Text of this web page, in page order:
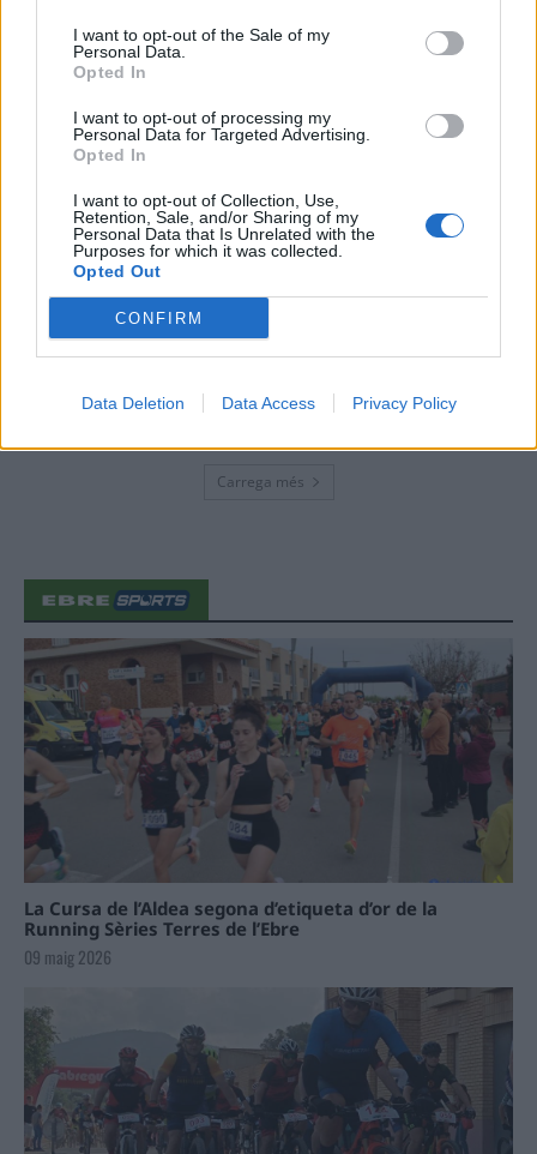
I want to opt-out of the Sale of my
Personal Data.
Opted In
I want to opt-out of processing my
Personal Data for Targeted Advertising.
Opted In
I want to opt-out of Collection, Use,
Retention, Sale, and/or Sharing of my
Personal Data that Is Unrelated with the
Purposes for which it was collected.
Opted Out
CONFIRM
Data Deletion Data Access Privacy Policy
40 peces a concurs
31 de juliol de 2026
“L’eclipsi serà una oportunitat també
per a gaudir de les Festes Majors
d’Amposta”
31 de juliol de 2026
Carrega més
La Cursa de l’Aldea segona d’etiqueta d’or de la
Running Sèries Terres de l’Ebre
09 maig 2026